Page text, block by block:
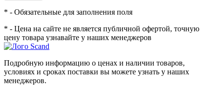
* - Обязательные для заполнения поля
* - Цена на сайте не является публичной офертой, точную
цену товара узнавайте у наших менеджеров
Подробную информацию о ценах и наличии товаров,
условиях и сроках поставки вы можете узнать у наших
менеджеров.